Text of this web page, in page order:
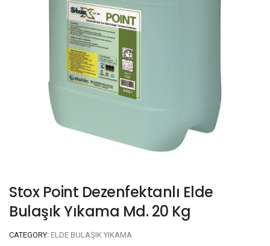
Stox Point Dezenfektanlı Elde
Bulaşık Yıkama Md. 20 Kg
CATEGORY: ELDE BULAŞIK YIKAMA